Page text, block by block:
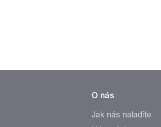
O nás
Jak nás naladíte